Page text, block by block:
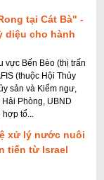
tại Cát Bà" -
diệu cho hành
vực Bến Bèo (thị trấn
(thuộc Hội Thủy
sản và Kiểm ngư,
Phòng, UBND
hợp tổ...
xử lý nước nuôi
tiến từ Israel